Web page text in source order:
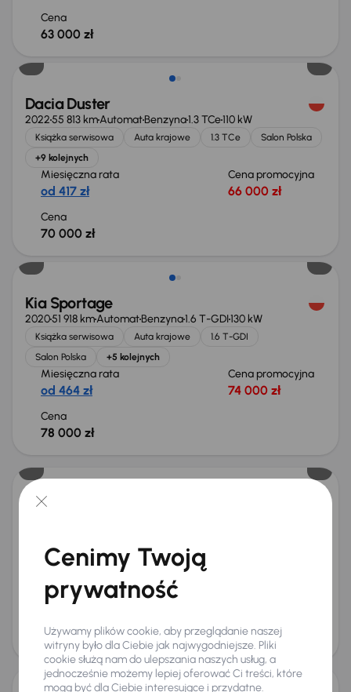
Cena
63 000 zł
Dacia Duster
202255 813 kmAutomatBenzyna1.3 TCe110 kW
Książka serwisowa Auta krajowe 1.3 TCe
Salon Polska
+9 kolejnych
Miesięczna rata
od 417 zł
Cena promocyjna
66 000 zł
Cena
70 000 zł
Kia Sportage
202051 918 kmAutomatBenzyna1.6 T-GDI130 kW
Książka serwisowa Auta krajowe
1.6 T-GDI
Salon Polska
+5 kolejnych
Miesięczna rata
od 464 zł
Cena promocyjna
74 000 zł
Cena
78 000 zł
Kia Sportage
Auta krajowe
1.6 T-GDI +6 kolejnych
od 524 zł
88 000 zł
Cenimy Twoją
prywatność
Używamy plików cookie, aby przeglądanie naszej
witryny było dla Ciebie jak najwygodniejsze. Pliki
cookie służą nam do ulepszania naszych usług, a
jednocześnie możemy lepiej oferować Ci treści, które
mogą być dla Ciebie interesujące i przydatne.